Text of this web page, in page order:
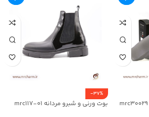
-37%
بوت ورنی و شبرو مردانه mrc117-01